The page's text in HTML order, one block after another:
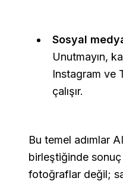
Sosyal
Unutmayın,
Instagram ve
çalışır.
Bu temel adımlar
birleştiğinde sonuç
fotoğraflar değil;